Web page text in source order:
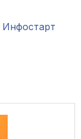
Инфостарт